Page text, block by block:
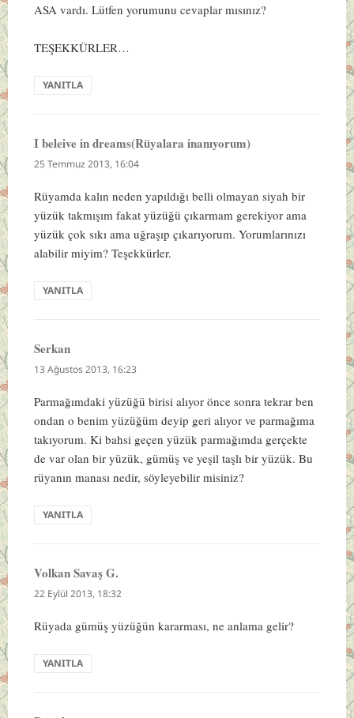
ASA vardı. Lütfen yorumunu cevaplar mısınız?
TEŞEKKÜRLER…
YANITLA
I beleive in dreams(Rüyalara inanıyorum)dedi
25 Temmuz 2013, 16:04
Rüyamda kalın neden yapıldığı belli olmayan siyah bir
yüzük takmışım fakat yüzüğü çıkarmam gerekiyor ama
yüzük çok sıkı ama uğraşıp çıkarıyorum. Yorumlarınızı
alabilir miyim? Teşekkürler.
YANITLA
Serkandedi
ki:
13 Ağustos 2013, 16:23
Parmağımdaki yüzüğü birisi alıyor önce sonra tekrar ben
ondan o benim yüzüğüm deyip geri alıyor ve parmağıma
takıyorum. Ki bahsi geçen yüzük parmağımda gerçekte
de var olan bir yüzük, gümüş ve yeşil taşlı bir yüzük. Bu
rüyanın manası nedir, söyleyebilir misiniz?
YANITLA
Volkan Savaş G.
ki:
22 Eylül 2013, 18:32
Rüyada gümüş yüzüğün kararması, ne anlama gelir?
YANITLA